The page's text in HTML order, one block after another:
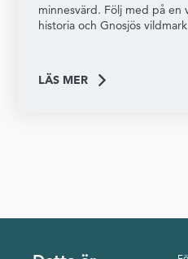
minnesvärd. Följ med på en
historia och Gnosjös
LÄS MER